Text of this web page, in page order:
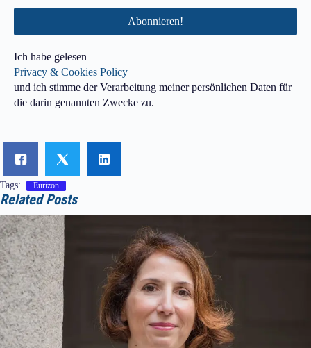
Ich habe gelesen
Privacy & Cookies Policy
und ich stimme der Verarbeitung meiner persönlichen Daten für
die darin genannten Zwecke zu.
Tags: Eurizon
Related Posts